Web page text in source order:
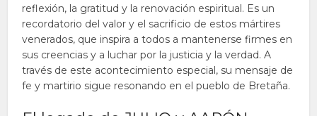
reflexión, la gratitud y la renovación espiritual. Es un
recordatorio del valor y el sacrificio de estos mártires
venerados, que inspira a todos a mantenerse firmes en
sus creencias y a luchar por la justicia y la verdad. A
través de este acontecimiento especial, su mensaje de
fe y martirio sigue resonando en el pueblo de Bretaña.